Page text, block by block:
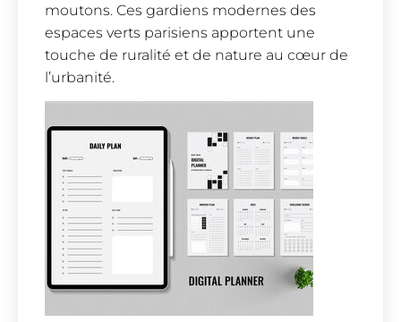
moutons. Ces gardiens modernes des
espaces verts parisiens apportent une
touche de ruralité et de nature au cœur de
l’urbanité.